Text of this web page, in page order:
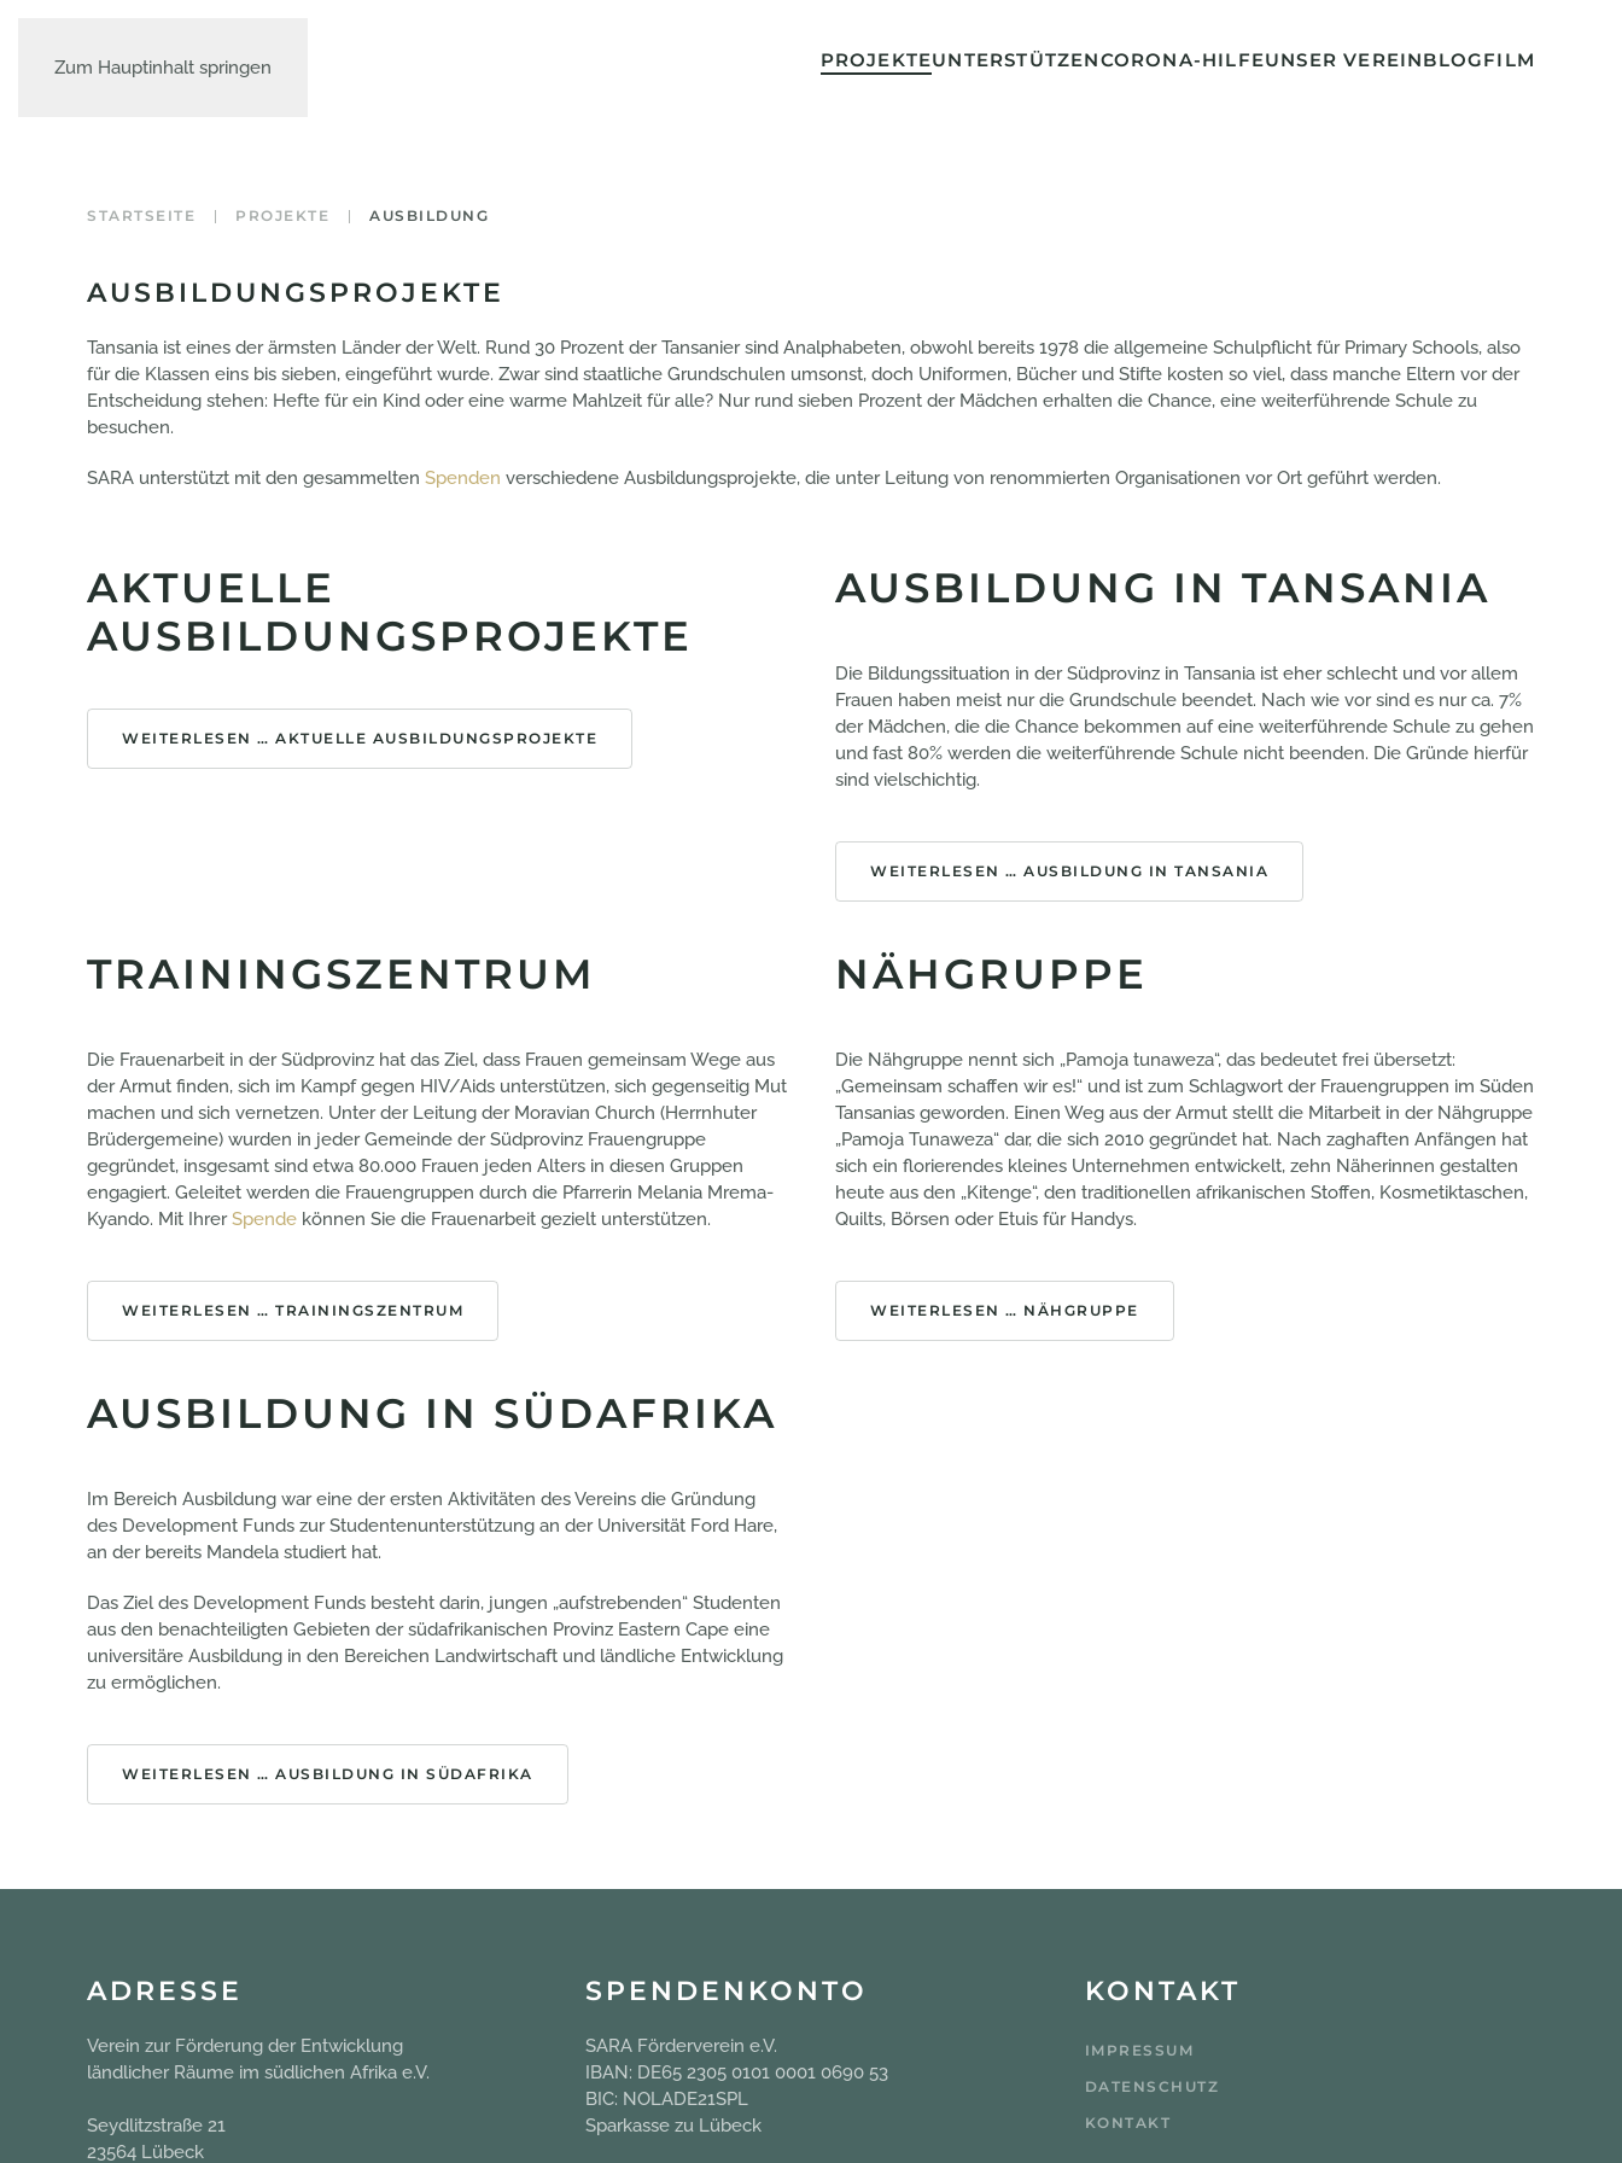
Zum Hauptinhalt springen PROJEKTEUNTERSTÜTZENCORONA-HILFEUNSER VEREINBLOGFILM
STARTSEITE PROJEKTE AUSBILDUNG
AUSBILDUNGSPROJEKTE
Tansania ist eines der ärmsten Länder der Welt. Rund 30 Prozent der Tansanier sind Analphabeten, obwohl bereits 1978 die allgemeine Schulpflicht für Primary Schools, also
für die Klassen eins bis sieben, eingeführt wurde. Zwar sind staatliche Grundschulen umsonst, doch Uniformen, Bücher und Stifte kosten so viel, dass manche Eltern vor der
Entscheidung stehen: Hefte für ein Kind oder eine warme Mahlzeit für alle? Nur rund sieben Prozent der Mädchen erhalten die Chance, eine weiterführende Schule zu
besuchen.
SARA unterstützt mit den gesammelten Spenden verschiedene Ausbildungsprojekte, die unter Leitung von renommierten Organisationen vor Ort geführt werden.
AKTUELLE
AUSBILDUNGSPROJEKTE
WEITERLESEN … AKTUELLE AUSBILDUNGSPROJEKTE
AUSBILDUNG IN TANSANIA
Die Bildungssituation in der Südprovinz in Tansania ist eher schlecht und vor allem
Frauen haben meist nur die Grundschule beendet. Nach wie vor sind es nur ca. 7%
der Mädchen, die die Chance bekommen auf eine weiterführende Schule zu gehen
und fast 80% werden die weiterführende Schule nicht beenden. Die Gründe hierfür
sind vielschichtig.
WEITERLESEN … AUSBILDUNG IN TANSANIA
TRAININGSZENTRUM
Die Frauenarbeit in der Südprovinz hat das Ziel, dass Frauen gemeinsam Wege aus
der Armut finden, sich im Kampf gegen HIV/Aids unterstützen, sich gegenseitig Mut
machen und sich vernetzen. Unter der Leitung der Moravian Church (Herrnhuter
Brüdergemeine) wurden in jeder Gemeinde der Südprovinz Frauengruppe
gegründet, insgesamt sind etwa 80.000 Frauen jeden Alters in diesen Gruppen
engagiert. Geleitet werden die Frauengruppen durch die Pfarrerin Melania Mrema-
Kyando. Mit IhrerSpende können Sie die Frauenarbeit gezielt unterstützen.
WEITERLESEN … TRAININGSZENTRUM
NÄHGRUPPE
Die Nähgruppe nennt sich „Pamoja tunaweza“, das bedeutet frei übersetzt:
„Gemeinsam schaffen wir es!“ und ist zum Schlagwort der Frauengruppen im Süden
Tansanias geworden. Einen Weg aus der Armut stellt die Mitarbeit in der Nähgruppe
„Pamoja Tunaweza“ dar, die sich 2010 gegründet hat. Nach zaghaften Anfängen hat
sich ein florierendes kleines Unternehmen entwickelt, zehn Näherinnen gestalten
heute aus den „Kitenge“, den traditionellen afrikanischen Stoffen, Kosmetiktaschen,
Quilts, Börsen oder Etuis für Handys.
WEITERLESEN … NÄHGRUPPE
AUSBILDUNG IN SÜDAFRIKA
Im Bereich Ausbildung war eine der ersten Aktivitäten des Vereins die Gründung
des Development Funds zur Studentenunterstützung an der Universität Ford Hare,
an der bereits Mandela studiert hat.
Das Ziel des Development Funds besteht darin, jungen „aufstrebenden“ Studenten
aus den benachteiligten Gebieten der südafrikanischen Provinz Eastern Cape eine
universitäre Ausbildung in den Bereichen Landwirtschaft und ländliche Entwicklung
zu ermöglichen.
WEITERLESEN … AUSBILDUNG IN SÜDAFRIKA
ADRESSE
Verein zur Förderung der Entwicklung
ländlicher Räume im südlichen Afrika e.V.
Seydlitzstraße 21
23564 Lübeck
SPENDENKONTO
SARA Förderverein e.V.
IBAN: DE65 2305 0101 0001 0690 53
BIC: NOLADE21SPL
Sparkasse zu Lübeck
KONTAKT
IMPRESSUM
DATENSCHUTZ
KONTAKT